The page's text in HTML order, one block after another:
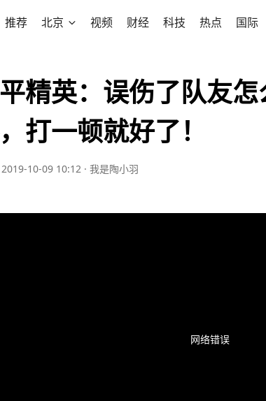
推荐 北京 视频 财经 科技 热点 国际
精英：误伤了队友
打一顿就好了！
2019-10-09 10:12 · 我是陶小羽
网络错误